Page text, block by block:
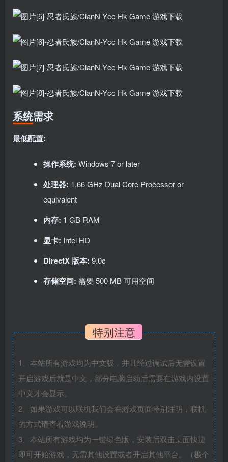
系统需求
最低配置:
操作系统: Windows 7 or later
处理器: 1.66 GHz Dual Core Processor or
equivalent
内存: 1 GB RAM
显卡: Intel HD
DirectX 版本: 9.0c
存储空间: 需要 500 MB 可用空间
特别注意
1、本站所有游戏均为中文版，并且经过调试后无需设置
开启游戏后就是中文，部分电脑启动后需要在游戏内设置
中文才会显示。
2、如果游戏可以联机我们会在游戏页面特别注明，联机
的方式请查看游戏说明。
3、本站所有游戏均为一键绿色版，安装后双击桌面快捷
即可开始游戏，无需其他设置或者开启其他平台。（极个